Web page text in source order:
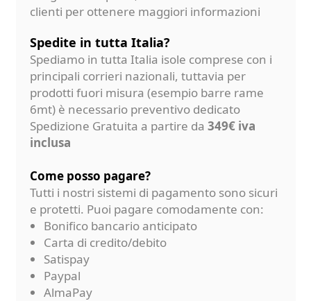
clienti per ottenere maggiori informazioni
Spedite in tutta Italia?
Spediamo in tutta Italia isole comprese con i
principali corrieri nazionali, tuttavia per
prodotti fuori misura (esempio barre rame
6mt) è necessario preventivo dedicato
Spedizione Gratuita a partire da 349€ iva
inclusa
Come posso pagare?
Tutti i nostri sistemi di pagamento sono sicuri
e protetti. Puoi pagare comodamente con:
Bonifico bancario anticipato
Carta di credito/debito
Satispay
Paypal
AlmaPay